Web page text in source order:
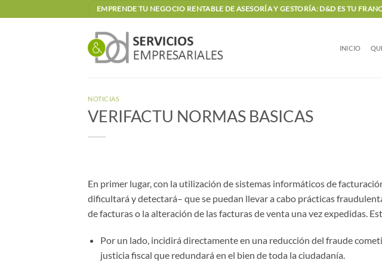
al
EMPRENDE TU NEGOCIO RENTABLE DE ASESORÍA Y GESTORÍA: D&D ES TU
INICIO
NOTICIAS
VERIFACTU NORMAS BASICAS
En primer lugar, con la utilización de sistemas informáticos de
dificultará y detectará– que se puedan llevar a cabo prácticas
de facturas o la alteración de las facturas de venta una vez expedidas.
Por un lado, incidirá directamente en una reducción del fraude
justicia fiscal que redundará en el bien de toda la ciudadanía.